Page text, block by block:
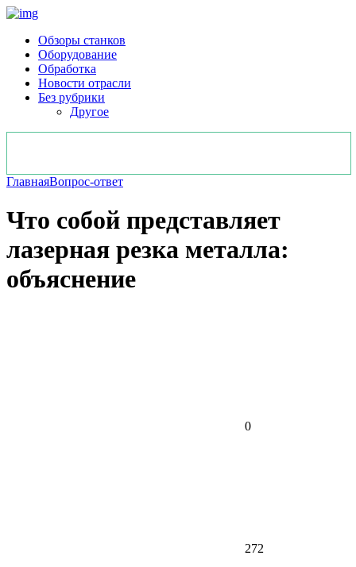
Обзоры станков
Оборудование
Обработка
Новости отрасли
Без рубрики
Другое
ГлавнаяВопрос-ответ
Что собой представляет
лазерная резка металла:
объяснение
0
272